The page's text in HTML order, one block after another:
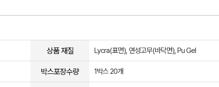
상품 재질 Lycra(표면), 연성고무(바닥면), Pu Gel
박스포장수량 1박스 20개